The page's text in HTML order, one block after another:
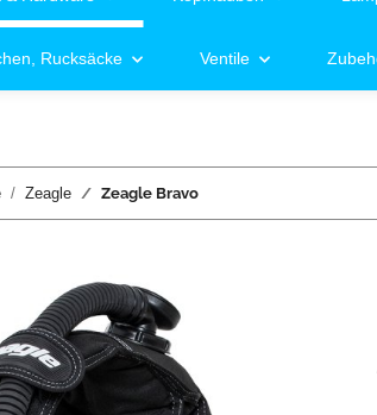
Rucksäcke Ventile
Zeagle Zeagle Bravo